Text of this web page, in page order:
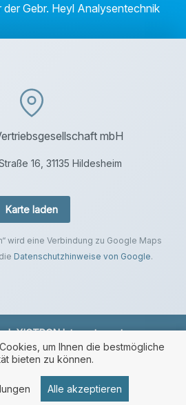
Gebr. Heyl Analysentechnik
mbH
16, 31135 Hildesheim
Karte laden
wird eine Verbindung zu Google Maps
Datenschutzhinweise von Google.
XICTRON Internetagentur.
um Ihnen die bestmögliche
bieten zu können.
Alle akzeptieren